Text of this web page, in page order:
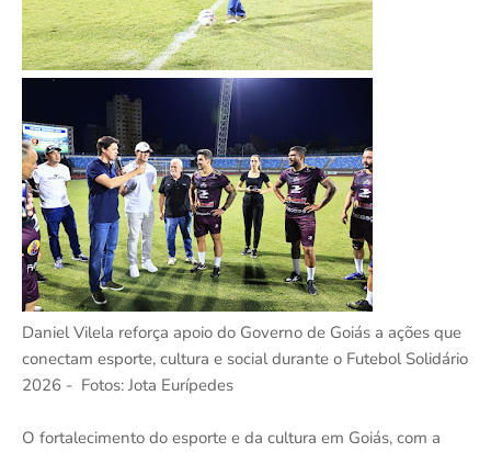
Daniel Vilela reforça apoio do Governo de Goiás a ações que
conectam esporte, cultura e social durante o Futebol Solidário
2026 - Fotos: Jota Eurípedes
O fortalecimento do esporte e da cultura em Goiás, com a